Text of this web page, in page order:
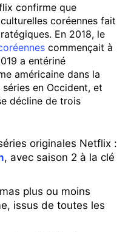
confirme que
coréennes fait
En 2018, le
commençait à
a entériné
américaine dans la
en Occident, et
décline de trois
originales Netflix :
, avec saison 2 à la clé
plus ou moins
issus de toutes les